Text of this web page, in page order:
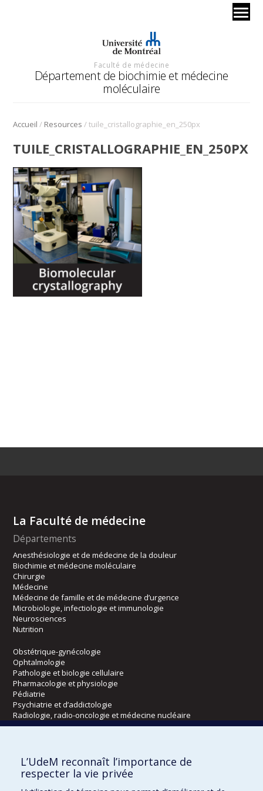
Faculté de médecine
Département de biochimie et médecine
moléculaire
Accueil / Resources /tuile_cristallographie_en_250px
TUILE_CRISTALLOGRAPHIE_EN_250PX
La Faculté de médecine
Départements
Anesthésiologie et de médecine de la douleur
Biochimie et médecine moléculaire
Chirurgie
Médecine
Médecine de famille et de médecine d’urgence
Microbiologie, infectiologie et immunologie
Neurosciences
Nutrition
Obstétrique-gynécologie
Ophtalmologie
Pathologie et biologie cellulaire
Pharmacologie et physiologie
Pédiatrie
Psychiatrie et d’addictologie
Radiologie, radio-oncologie et médecine nucléaire
Écoles
Kinésiologie et des sciences de l’activité physique
Orthophonie et audiologie
L’UdeM reconnaît l’importance de
respecter la vie privée